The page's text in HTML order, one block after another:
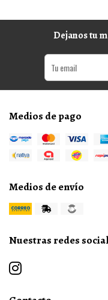
Dejanos tu
Medios de pago
Medios de envío
Nuestras redes